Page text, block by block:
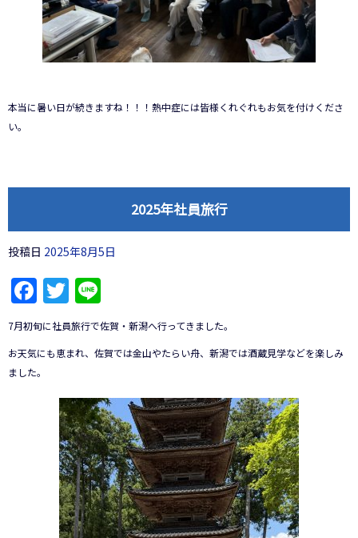
本当に暑い日が続きますね！！！熱中症には皆様くれぐれもお気を付けくださ
い。
2025年社員旅行
投稿日 2025年8月5日
Facebook
Twitter
7月初旬に社員旅行で佐賀・新潟へ行ってきました。
お天気にも恵まれ、佐賀では金山やたらい舟、新潟では酒蔵見学などを楽しみ
ました。